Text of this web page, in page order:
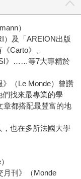
）
）及「AREION出版
Carto》、
》……等7大專精於
》（Le Monde）曾讚
找來最專業的學
章都搭配最豐富的地
也在多所法國大學
月刊》（Monde